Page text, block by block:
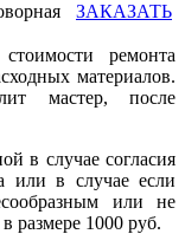
ЗАКАЗАТЬ
ремонта
материалов.
мастер, после
в случае согласия
или в случае если
или не
размере 1000 руб.